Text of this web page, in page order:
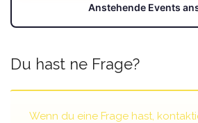
Anstehende Events
Du hast ne Frage?
Wenn du eine Frage hast,